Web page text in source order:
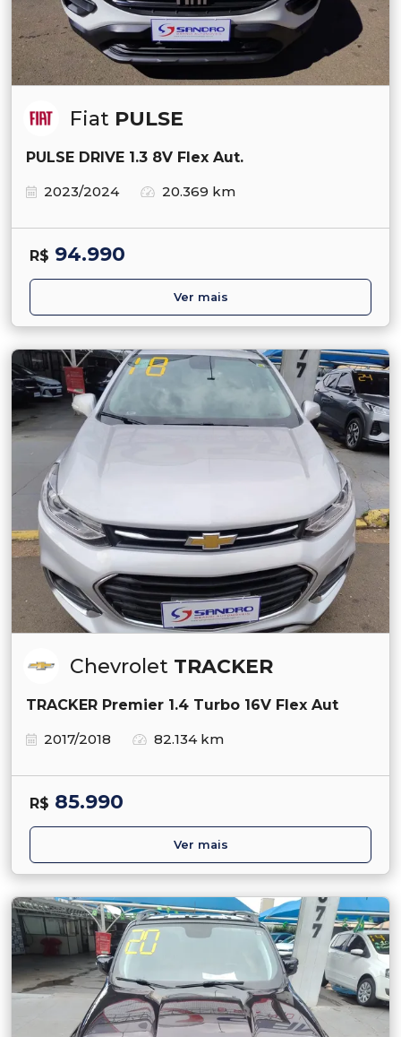
Fiat PULSE
PULSE DRIVE 1.3 8V Flex Aut.
2023/2024
20.369 km
R$ 94.990
Ver mais
Chevrolet TRACKER
TRACKER Premier 1.4 Turbo 16V Flex Aut
2017/2018
82.134 km
R$ 85.990
Ver mais